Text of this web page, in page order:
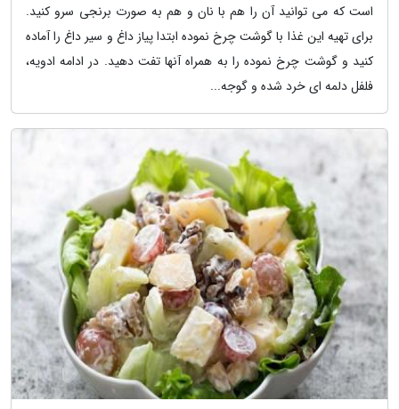
است که می توانید آن را هم با نان و هم به صورت برنجی سرو کنید.
برای تهیه این غذا با گوشت چرخ نموده ابتدا پیاز داغ و سیر داغ را آماده
کنید و گوشت چرخ نموده را به همراه آنها تفت دهید. در ادامه ادویه،
فلفل دلمه ای خرد شده و گوجه...